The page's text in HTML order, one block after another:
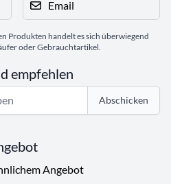
Email
Produkten handelt es sich überwiegend
oder Gebrauchtartikel.
empfehlen
Abschicken
Angebot